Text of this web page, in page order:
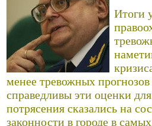
Итоги
менее тревожных
справедливы эти оценки
потрясения сказались на
законности в городе в